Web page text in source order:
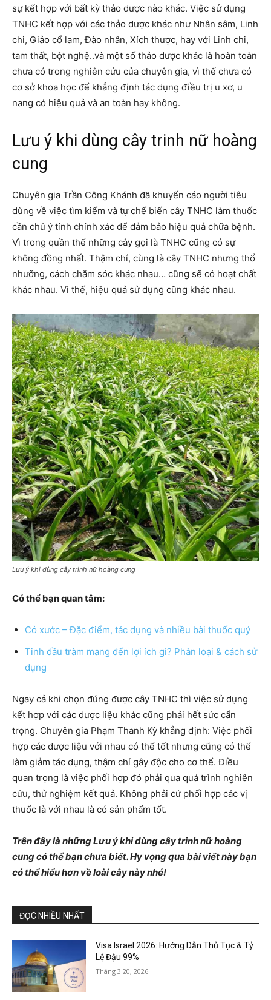
sự kết hợp với bất kỳ thảo dược nào khác. Việc sử dụng
TNHC kết hợp với các thảo dược khác như Nhân sâm, Linh
chi, Giảo cổ lam, Đào nhân, Xích thược, hay với Linh chi,
tam thất, bột nghệ..và một số thảo dược khác là hoàn toàn
chưa có trong nghiên cứu của chuyên gia, vì thế chưa có
cơ sở khoa học để khẳng định tác dụng điều trị u xơ, u
nang có hiệu quả và an toàn hay không.
Lưu ý khi dùng cây trinh nữ hoàng
cung
Chuyên gia Trần Công Khánh đã khuyến cáo người tiêu
dùng về việc tìm kiếm và tự chế biến cây TNHC làm thuốc
cần chú ý tính chính xác để đảm bảo hiệu quả chữa bệnh.
Vì trong quần thể những cây gọi là TNHC cũng có sự
không đồng nhất. Thậm chí, cùng là cây TNHC nhưng thổ
nhưỡng, cách chăm sóc khác nhau… cũng sẽ có hoạt chất
khác nhau. Vì thế, hiệu quả sử dụng cũng khác nhau.
Lưu ý khi dùng cây trinh nữ hoàng cung
Có thể bạn quan tâm:
Cỏ xước – Đặc điểm, tác dụng và nhiều bài thuốc quý
Tinh dầu tràm mang đến lợi ích gì? Phân loại & cách sử
dụng
Ngay cả khi chọn đúng được cây TNHC thì việc sử dụng
kết hợp với các dược liệu khác cũng phải hết sức cẩn
trọng. Chuyên gia Phạm Thanh Kỳ khẳng định: Việc phối
hợp các dược liệu với nhau có thể tốt nhưng cũng có thể
làm giảm tác dụng, thậm chí gây độc cho cơ thể. Điều
quan trọng là việc phối hợp đó phải qua quá trình nghiên
cứu, thử nghiệm kết quả. Không phải cứ phối hợp các vị
thuốc là với nhau là có sản phẩm tốt.
Trên đây là những Lưu ý khi dùng cây trinh nữ hoàng
cung có thể bạn chưa biết. Hy vọng qua bài viết này bạn
có thể hiểu hơn về loài cây này nhé!
ĐỌC NHIỀU NHẤT
Visa Israel 2026: Hướng Dẫn Thủ Tục & Tỷ
Lệ Đậu 99%
Tháng 3 20, 2026